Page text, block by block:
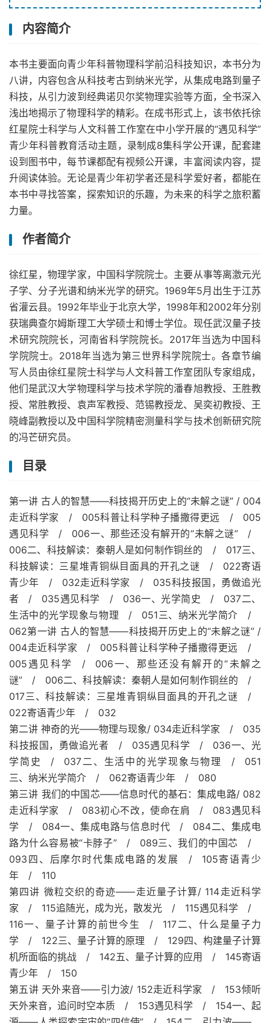
内容简介
本书主要面向青少年科普物理科学前沿科技知识，本书分为
八讲，内容包含从科技考古到纳米光学，从集成电路到量子
科技，从引力波到经典诺贝尔奖物理实验等方面，全书深入
浅出地揭示了物理科学的精彩。在成书形式上，该书依托徐
红星院士科学与人文科普工作室在中小学开展的“遇见科学”
青少年科普教育活动主题，录制成8集科学公开课，配套建
设到图书中，每节课都配有视频公开课，丰富阅读内容，提
升阅读体验。无论是青少年初学者还是科学爱好者，都能在
本书中寻找答案，探索知识的乐趣，为未来的科学之旅积蓄
力量。
作者简介
徐红星，物理学家，中国科学院院士。主要从事等离激元光
子学、分子光谱和纳米光学的研究。1969年5月出生于江苏
省灌云县。1992年毕业于北京大学，1998年和2002年分别
获瑞典查尔姆斯理工大学硕士和博士学位。现任武汉量子技
术研究院院长，河南省科学院院长。2017年当选为中国科
学院院士。2018年当选为第三世界科学院院士。各章节编
写人员由徐红星院士科学与人文科普工作室团队专家组成，
他们是武汉大学物理科学与技术学院的潘春旭教授、王胜教
授、常胜教授、袁声军教授、范锡教授龙、吴奕初教授、王
晓峰副教授以及中国科学院精密测量科学与技术创新研究院
的冯芒研究员。
目录
第一讲 古人的智慧——科技揭开历史上的“未解之谜” / 004
走近科学家 / 005科普让科学种子播撒得更远 / 005
遇见科学 / 006一、那些还没有解开的“未解之谜” /
006二、科技解读：秦朝人是如何制作铜丝的 / 017三、
科技解读：三星堆青铜纵目面具的开孔之谜 / 022寄语
青少年 / 032走近科学家 / 035科技报国，勇做追光
者 / 035遇见科学 / 036一、光学简史 / 037二、
生活中的光学现象与物理 / 051三、纳米光学简介 /
062第一讲 古人的智慧——科技揭开历史上的“未解之谜” /
004走近科学家 / 005科普让科学种子播撒得更远 /
005遇见科学 / 006一、那些还没有解开的“未解之
谜” / 006二、科技解读：秦朝人是如何制作铜丝的 /
017三、科技解读：三星堆青铜纵目面具的开孔之谜 /
022寄语青少年 / 032
第二讲 神奇的光——物理与现象/ 034走近科学家 / 035
科技报国，勇做追光者 / 035遇见科学 / 036一、光
学简史 / 037二、生活中的光学现象与物理 / 051
三、纳米光学简介 / 062寄语青少年 / 080
第三讲 我们的中国芯——信息时代的基石：集成电路/ 082
走近科学家 / 083初心不改，使命在肩 / 083遇见科
学 / 084一、集成电路与信息时代 / 084二、集成电
路为什么容易被“卡脖子” / 089三、我们的中国芯 /
093四、后摩尔时代集成电路的发展 / 105寄语青少
年 / 110
第四讲 微粒交织的奇迹——走近量子计算/ 114走近科学
家 / 115追随光，成为光，散发光 / 115遇见科学 /
116一、量子计算的前世今生 / 117二、什么是量子力
学 / 122三、量子计算的原理 / 129四、构建量子计算
机所面临的挑战 / 142五、量子计算的应用 / 145寄语
青少年 / 150
第五讲 天外来音——引力波/ 152走近科学家 / 153倾听
天外来音，追问时空本质 / 153遇见科学 / 154一、起